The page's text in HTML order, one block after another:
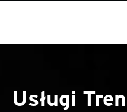
Usługi
Products